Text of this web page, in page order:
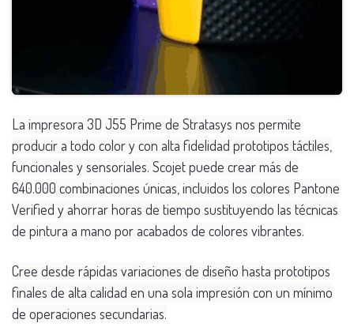
​La impresora 3D J55 Prime de Stratasys nos permite
producir a todo color y con alta fidelidad prototipos táctiles,
funcionales y sensoriales. Scojet puede crear más de
640.000 combinaciones únicas, incluidos los colores Pantone
Verified y ahorrar horas de tiempo sustituyendo las técnicas
de pintura a mano por acabados de colores vibrantes.
Cree desde rápidas variaciones de diseño hasta prototipos
finales de alta calidad en una sola impresión con un mínimo
de operaciones secundarias.